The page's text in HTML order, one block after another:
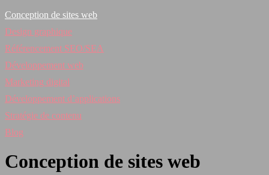
Conception de sites web
Design graphique
Référencement SEO/SEA
Développement web
Marketing digital
Développement d’applications
Stratégie de contenu
Blog
Conception de sites web